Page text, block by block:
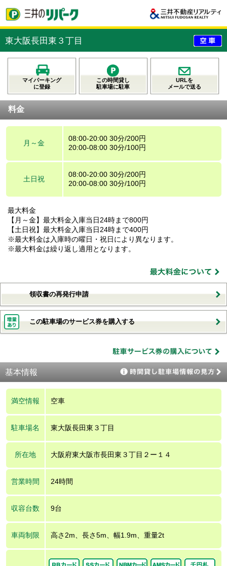
東大阪長田東３丁目
マイパーキング
に登録
この時間貸し
駐車場に駐車
URLを
メールで送る
料金
月～金
08:00-20:00 30分/200円
20:00-08:00 30分/100円
土日祝
08:00-20:00 30分/200円
20:00-08:00 30分/100円
最大料金
【月～金】最大料金入庫当日24時まで800円
【土日祝】最大料金入庫当日24時まで400円
※最大料金は入庫時の曜日・祝日により異なります。
※最大料金は繰り返し適用となります。
領収書の再発行申請
この駐車場のサービス券を購入する
基本情報
満空情報 空車
駐車場名 東大阪長田東３丁目
所在地 大阪府東大阪市長田東３丁目２ー１４
営業時間 24時間
収容台数 9台
車両制限 高さ2m、長さ5m、幅1.9m、重量2t